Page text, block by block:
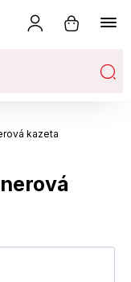
kazeta